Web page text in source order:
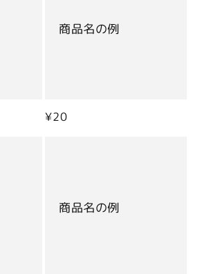
商品名の例
通
¥20
商品名の例